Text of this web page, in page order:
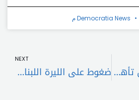
Democratia News
جو الصدي: انطلاق تأهيل خط الأنابيب العربي في لبنان قريباً
NEXT
ضغوط على الليرة اللبنانية وسط توافق على تثبيت سعر الصرف